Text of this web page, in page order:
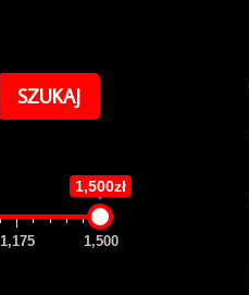
SZUKAJ
1,500zł
1,175 1,500